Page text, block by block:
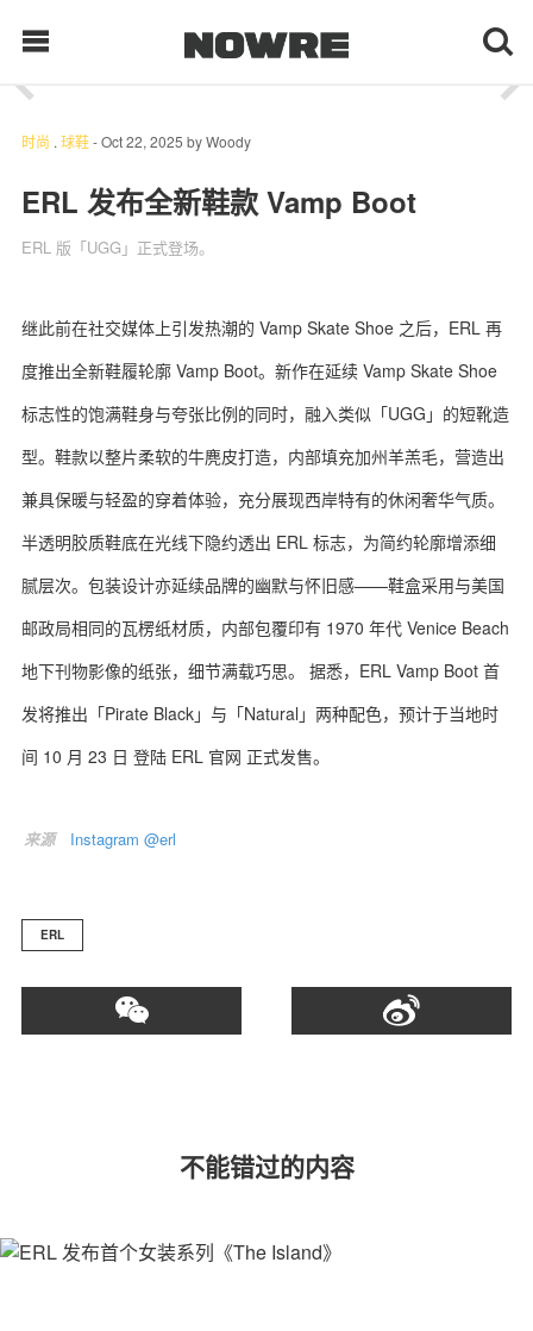
每日鲜榨
球 鞋
生 活
科 技
关于我们 联系我们
/ 4
时尚 . 球鞋-Oct 22, 2025 byWoody
ERL 发布全新鞋款 Vamp Boot
ERL 版「UGG」正式登场。
继此前在社交媒体上引发热潮的 Vamp Skate Shoe 之后，ERL 再
度推出全新鞋履轮廓 Vamp Boot。新作在延续 Vamp Skate Shoe
标志性的饱满鞋身与夸张比例的同时，融入类似「UGG」的短靴造
型。鞋款以整片柔软的牛麂皮打造，内部填充加州羊羔毛，营造出
兼具保暖与轻盈的穿着体验，充分展现西岸特有的休闲奢华气质。
半透明胶质鞋底在光线下隐约透出 ERL 标志，为简约轮廓增添细
腻层次。包装设计亦延续品牌的幽默与怀旧感——鞋盒采用与美国
邮政局相同的瓦楞纸材质，内部包覆印有 1970 年代 Venice Beach
地下刊物影像的纸张，细节满载巧思。 据悉，ERL Vamp Boot 首
发将推出「Pirate Black」与「Natural」两种配色，预计于当地时
间 10 月 23 日 登陆 ERL 官网 正式发售。
来源 Instagram @erl
ERL
不能错过的内容